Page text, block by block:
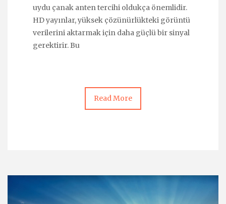
uydu çanak anten tercihi oldukça önemlidir.
HD yayınlar, yüksek çözünürlükteki görüntü
verilerini aktarmak için daha güçlü bir sinyal
gerektirir. Bu
Read More